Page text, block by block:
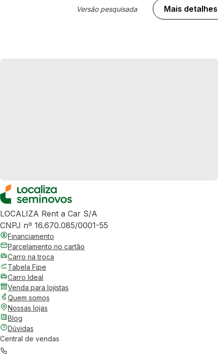
Versão pesquisada Mais detalhes
LOCALIZA Rent a Car S/A
CNPJ nº 16.670.085/0001-55
Financiamento
Parcelamento no cartão
Carro na troca
Tabela Fipe
Carro Ideal
Venda para lojistas
Quem somos
Nossas lojas
Blog
Dúvidas
Central de vendas